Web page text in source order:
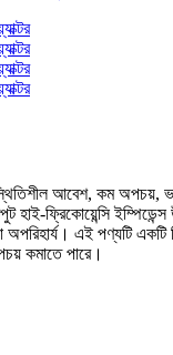
আবেশ, কম অপচয়,
হাই-ফ্রিকোয়েন্সি
এই পণ্যটি
কমাতে পারে।